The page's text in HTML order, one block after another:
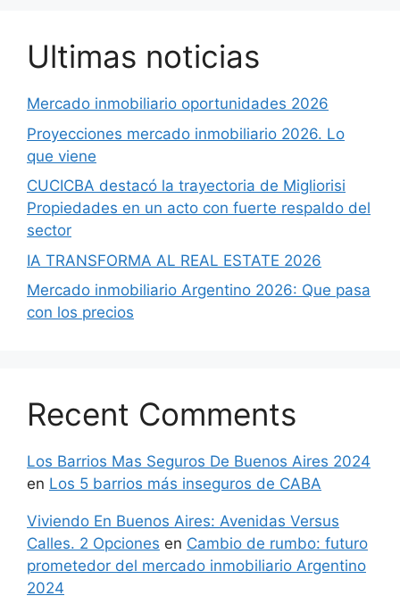
Ultimas noticias
Mercado inmobiliario oportunidades 2026
Proyecciones mercado inmobiliario 2026. Lo
que viene
CUCICBA destacó la trayectoria de Migliorisi
Propiedades en un acto con fuerte respaldo del
sector
IA TRANSFORMA AL REAL ESTATE 2026
Mercado inmobiliario Argentino 2026: Que pasa
con los precios
Recent Comments
Los Barrios Mas Seguros De Buenos Aires 2024
en Los 5 barrios más inseguros de CABA
Viviendo En Buenos Aires: Avenidas Versus
Calles. 2 Opciones en Cambio de rumbo: futuro
prometedor del mercado inmobiliario Argentino
2024